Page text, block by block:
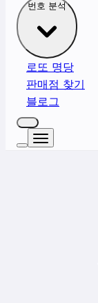
번호 분석
로또 명당
판매점 찾기
블로그